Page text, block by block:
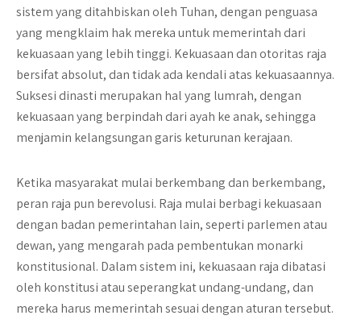
sistem yang ditahbiskan oleh Tuhan, dengan penguasa
yang mengklaim hak mereka untuk memerintah dari
kekuasaan yang lebih tinggi. Kekuasaan dan otoritas raja
bersifat absolut, dan tidak ada kendali atas kekuasaannya.
Suksesi dinasti merupakan hal yang lumrah, dengan
kekuasaan yang berpindah dari ayah ke anak, sehingga
menjamin kelangsungan garis keturunan kerajaan.
Ketika masyarakat mulai berkembang dan berkembang,
peran raja pun berevolusi. Raja mulai berbagi kekuasaan
dengan badan pemerintahan lain, seperti parlemen atau
dewan, yang mengarah pada pembentukan monarki
konstitusional. Dalam sistem ini, kekuasaan raja dibatasi
oleh konstitusi atau seperangkat undang-undang, dan
mereka harus memerintah sesuai dengan aturan tersebut.